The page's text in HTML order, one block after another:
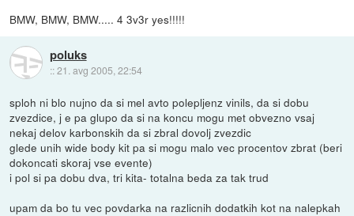
BMW, BMW, BMW..... 4 3v3r yes!!!!!
poluks
::21. avg 2005, 22:54
sploh ni blo nujno da si mel avto polepljenz vinils, da si dobu
zvezdice, j e pa glupo da si na koncu mogu met obvezno vsaj
nekaj delov karbonskih da si zbral dovolj zvezdic
glede unih wide body kit pa si mogu malo vec procentov zbrat (beri
dokoncati skoraj vse evente)
i pol si pa dobu dva, tri kita- totalna beda za tak trud
upam da bo tu vec povdarka na razlicnih dodatkih kot na nalepkah